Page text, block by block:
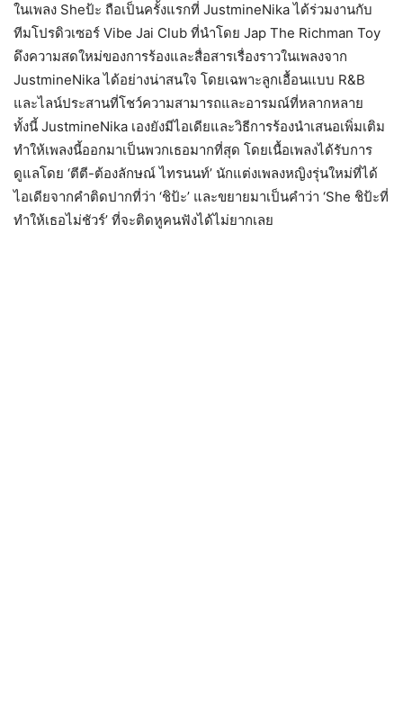
ในเพลง Sheป้ะ ถือเป็นครั้งแรกที่ JustmineNika ได้ร่วมงานกับ
ทีมโปรดิวเซอร์ Vibe Jai Club ที่นำโดย Jap The Richman Toy
ดึงความสดใหม่ของการร้องและสื่อสารเรื่องราวในเพลงจาก
JustmineNika ได้อย่างน่าสนใจ โดยเฉพาะลูกเอื้อนแบบ R&B
และไลน์ประสานที่โชว์ความสามารถและอารมณ์ที่หลากหลาย
ทั้งนี้ JustmineNika เองยังมีไอเดียและวิธีการร้องนำเสนอเพิ่มเติม
ทำให้เพลงนี้ออกมาเป็นพวกเธอมากที่สุด โดยเนื้อเพลงได้รับการ
ดูแลโดย ‘ตีตี-ต้องลักษณ์ ไทรนนท์’ นักแต่งเพลงหญิงรุ่นใหม่ที่ได้
ไอเดียจากคำติดปากที่ว่า ‘ชิป้ะ’ และขยายมาเป็นคำว่า ‘She ชิป้ะที่
ทำให้เธอไม่ชัวร์’ ที่จะติดหูคนฟังได้ไม่ยากเลย